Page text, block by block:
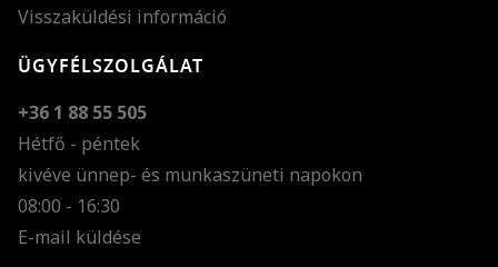
Visszaküldési információ
ÜGYFÉLSZOLGÁLAT
+36 1 88 55 505
Hétfő - péntek
kivéve ünnep- és munkaszüneti napokon
08:00 - 16:30
E-mail küldése